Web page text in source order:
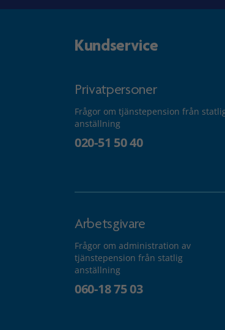
Kundservice
Privatpersoner
Frågor om tjänstepension från
anställning
020-51 50 40
Arbetsgivare
Frågor om administration av
tjänstepension från statlig
anställning
060-18 75 03